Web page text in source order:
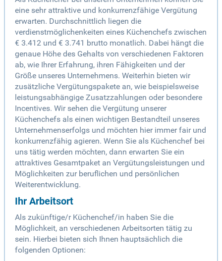
eine sehr attraktive und konkurrenzfähige Vergütung
erwarten. Durchschnittlich liegen die
verdienstmöglichenkeiten eines Küchenchefs zwischen
€ 3.412 und € 3.741 brutto monatlich. Dabei hängt die
genaue Höhe des Gehalts von verschiedenen Faktoren
ab, wie Ihrer Erfahrung, ihren Fähigkeiten und der
Größe unseres Unternehmens. Weiterhin bieten wir
zusätzliche Vergütungspakete an, wie beispielsweise
leistungsabhängige Zusatzzahlungen oder besondere
Incentives. Wir sehen die Vergütung unserer
Küchenchefs als einen wichtigen Bestandteil unseres
Unternehmenserfolgs und möchten hier immer fair und
konkurrenzfähig agieren. Wenn Sie als Küchenchef bei
uns tätig werden möchten, dann erwarten Sie ein
attraktives Gesamtpaket an Vergütungsleistungen und
Möglichkeiten zur beruflichen und persönlichen
Weiterentwicklung.
Ihr Arbeitsort
Als zukünftige/r Küchenchef/in haben Sie die
Möglichkeit, an verschiedenen Arbeitsorten tätig zu
sein. Hierbei bieten sich Ihnen hauptsächlich die
folgenden Optionen: